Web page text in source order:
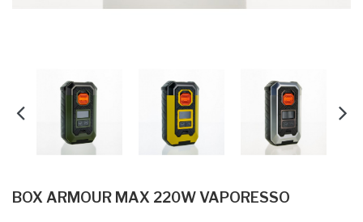
BOX ARMOUR MAX 220W VAPORESSO